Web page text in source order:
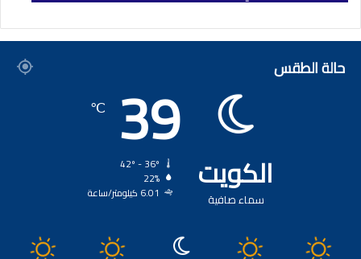
حالة الطقس
الكويت
سماء صافية
39
℃
22%
6.01 كيلومتر/ساعة